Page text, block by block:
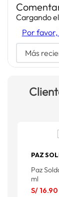
Cargando
Por favor,
Más
PAZ
Paz
ml
S/ 16.90